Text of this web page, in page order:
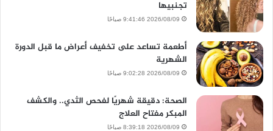
تجنبيها
2026/08/09 9:41:46 صباحًا
أطعمة تساعد على تخفيف أعراض ما قبل الدورة
الشهرية
2026/08/09 9:02:28 صباحًا
الصحة: دقيقة شهريًا لفحص الثدي.. والكشف
المبكر مفتاح العلاج
2026/08/09 8:39:18 صباحًا